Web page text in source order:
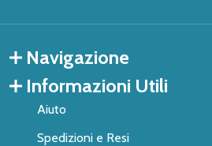
Navigazione
Informazioni Utili
Aiuto
Spedizioni e Resi